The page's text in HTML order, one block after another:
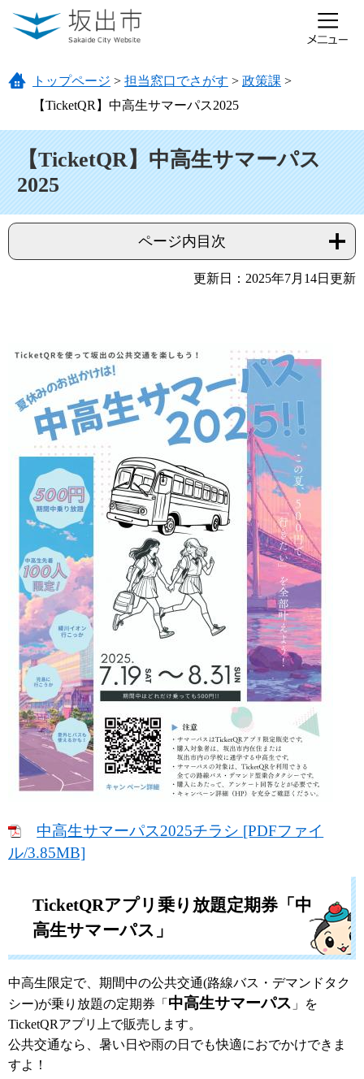
ページの先頭です。
メニューを飛ばして本文へ
トップページ > 担当窓口でさがす > 政策課 >
【TicketQR】中高生サマーパス2025
【TicketQR】中高生サマーパス
2025
ページ内目次
更新日：2025年7月14日更新
中高生サマーパス2025チラシ [PDFファイ
ル/3.85MB]
TicketQRアプリ乗り放題定期券「中
高生サマーパス」
中高生限定で、期間中の公共交通(路線バス・デマンドタク
シー)が乗り放題の定期券「 中高生サマーパス 」を
TicketQRアプリ上で販売します。
公共交通なら、暑い日や雨の日でも快適におでかけできま
すよ！